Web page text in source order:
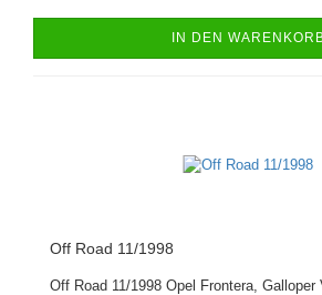
IN DEN
Off Road 11/1998
Off Road 11/1998 Opel Frontera,